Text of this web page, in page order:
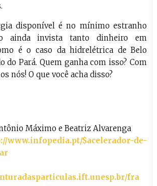
disponível é no mínimo estranho
ainda invista tanto dinheiro em
é o caso da hidrelétrica de Belo
do Pará. Quem ganha com isso? Com
nós! O que você acha disso?
Máximo e Beatriz Alvarenga
www.infopedia.pt/$acelerador-de-
fra